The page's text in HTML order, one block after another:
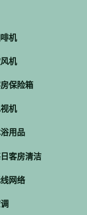
咖啡机
吹风机
客房保险箱
电视机
沐浴用品
每日客房清洁
无线网络
空调